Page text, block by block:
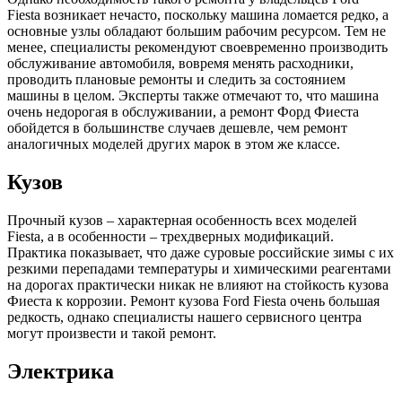
Fiesta возникает нечасто, поскольку машина ломается редко, а
основные узлы обладают большим рабочим ресурсом. Тем не
менее, специалисты рекомендуют своевременно производить
обслуживание автомобиля, вовремя менять расходники,
проводить плановые ремонты и следить за состоянием
машины в целом. Эксперты также отмечают то, что машина
очень недорогая в обслуживании, а ремонт Форд Фиеста
обойдется в большинстве случаев дешевле, чем ремонт
аналогичных моделей других марок в этом же классе.
Кузов
Прочный кузов – характерная особенность всех моделей
Fiesta, а в особенности – трехдверных модификаций.
Практика показывает, что даже суровые российские зимы с их
резкими перепадами температуры и химическими реагентами
на дорогах практически никак не влияют на стойкость кузова
Фиеста к коррозии. Ремонт кузова Ford Fiesta очень большая
редкость, однако специалисты нашего сервисного центра
могут произвести и такой ремонт.
Электрика